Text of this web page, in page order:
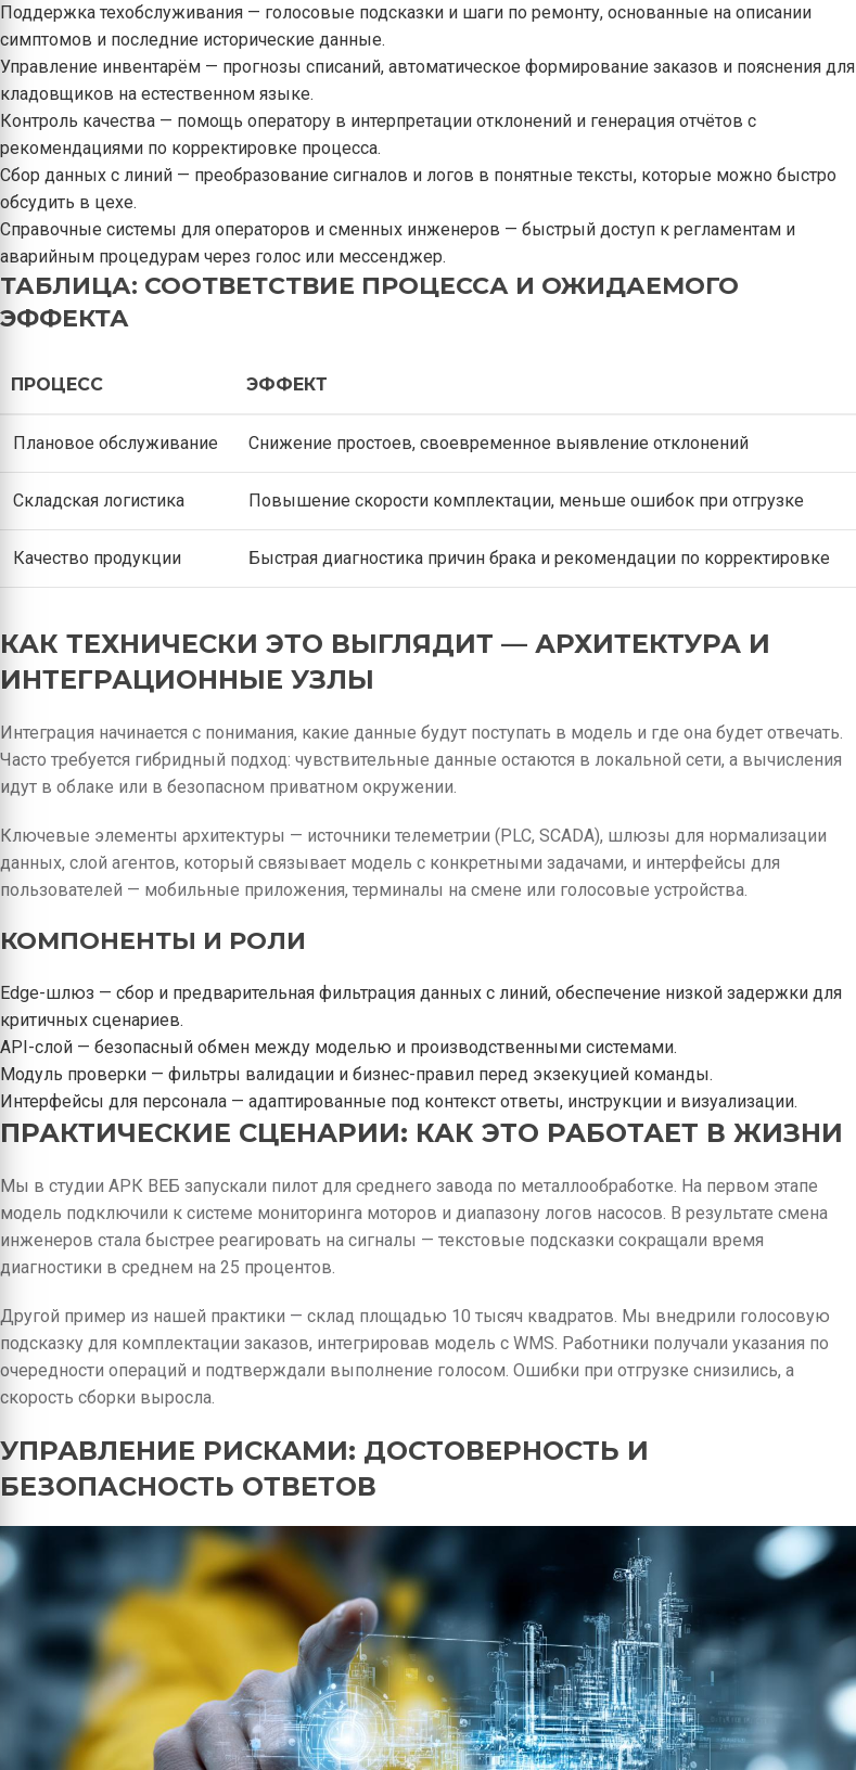
Поддержка техобслуживания — голосовые подсказки и шаги по ремонту, основанные на описании
симптомов и последние исторические данные.
Управление инвентарём — прогнозы списаний, автоматическое формирование заказов и пояснения для
кладовщиков на естественном языке.
Контроль качества — помощь оператору в интерпретации отклонений и генерация отчётов с
рекомендациями по корректировке процесса.
Сбор данных с линий — преобразование сигналов и логов в понятные тексты, которые можно быстро
обсудить в цехе.
Справочные системы для операторов и сменных инженеров — быстрый доступ к регламентам и
аварийным процедурам через голос или мессенджер.
ТАБЛИЦА: СООТВЕТСТВИЕ ПРОЦЕССА И ОЖИДАЕМОГО
ЭФФЕКТА
ПРОЦЕСС ЭФФЕКТ
Плановое обслуживание Снижение простоев, своевременное выявление отклонений
Складская логистика Повышение скорости комплектации, меньше ошибок при отгрузке
Качество продукции Быстрая диагностика причин брака и рекомендации по корректировке
КАК ТЕХНИЧЕСКИ ЭТО ВЫГЛЯДИТ — АРХИТЕКТУРА И
ИНТЕГРАЦИОННЫЕ УЗЛЫ
Интеграция начинается с понимания, какие данные будут поступать в модель и где она будет отвечать.
Часто требуется гибридный подход: чувствительные данные остаются в локальной сети, а вычисления
идут в облаке или в безопасном приватном окружении.
Ключевые элементы архитектуры — источники телеметрии (PLC, SCADA), шлюзы для нормализации
данных, слой агентов, который связывает модель с конкретными задачами, и интерфейсы для
пользователей — мобильные приложения, терминалы на смене или голосовые устройства.
КОМПОНЕНТЫ И РОЛИ
Edge-шлюз — сбор и предварительная фильтрация данных с линий, обеспечение низкой задержки для
критичных сценариев.
API-слой — безопасный обмен между моделью и производственными системами.
Модуль проверки — фильтры валидации и бизнес-правил перед экзекуцией команды.
Интерфейсы для персонала — адаптированные под контекст ответы, инструкции и визуализации.
ПРАКТИЧЕСКИЕ СЦЕНАРИИ: КАК ЭТО РАБОТАЕТ В ЖИЗНИ
Мы в студии АРК ВЕБ запускали пилот для среднего завода по металлообработке. На первом этапе
модель подключили к системе мониторинга моторов и диапазону логов насосов. В результате смена
инженеров стала быстрее реагировать на сигналы — текстовые подсказки сокращали время
диагностики в среднем на 25 процентов.
Другой пример из нашей практики — склад площадью 10 тысяч квадратов. Мы внедрили голосовую
подсказку для комплектации заказов, интегрировав модель с WMS. Работники получали указания по
очередности операций и подтверждали выполнение голосом. Ошибки при отгрузке снизились, а
скорость сборки выросла.
УПРАВЛЕНИЕ РИСКАМИ: ДОСТОВЕРНОСТЬ И
БЕЗОПАСНОСТЬ ОТВЕТОВ